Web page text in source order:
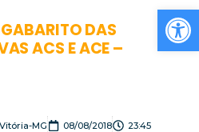
DAS
ACS E ACE –
MG 08/08/2018 23:45